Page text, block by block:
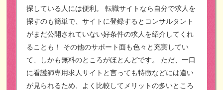
探している人には便利。
転職サイトなら自分で求人を
探すのも簡単で、サイトに登録するとコンサルタント
がまだ公開されていない好条件の求人を紹介してくれ
ることも！
その他のサポート面も色々と充実してい
て、しかも無料のところがほとんどです。
ただ、一口
に看護師専用求人サイトと言っても特徴などには違い
が見られるため、よく比較してメリットの多いところ